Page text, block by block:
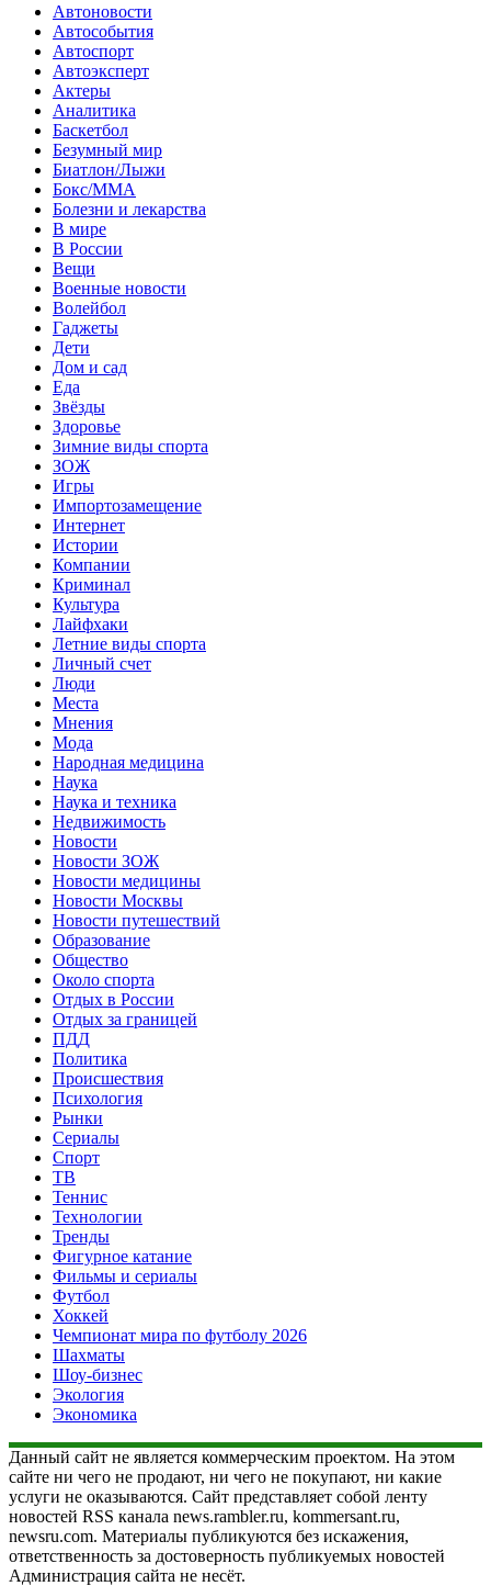
Автоновости
Автособытия
Автоспорт
Автоэксперт
Актеры
Аналитика
Баскетбол
Безумный мир
Биатлон/Лыжи
Бокс/MMA
Болезни и лекарства
В мире
В России
Вещи
Военные новости
Волейбол
Гаджеты
Дети
Дом и сад
Еда
Звёзды
Здоровье
Зимние виды спорта
ЗОЖ
Игры
Импортозамещение
Интернет
Истории
Компании
Криминал
Культура
Лайфхаки
Летние виды спорта
Личный счет
Люди
Места
Мнения
Мода
Народная медицина
Наука
Наука и техника
Недвижимость
Новости
Новости ЗОЖ
Новости медицины
Новости Москвы
Новости путешествий
Образование
Общество
Около спорта
Отдых в России
Отдых за границей
ПДД
Политика
Происшествия
Психология
Рынки
Сериалы
Спорт
ТВ
Теннис
Технологии
Тренды
Фигурное катание
Фильмы и сериалы
Футбол
Хоккей
Чемпионат мира по футболу 2026
Шахматы
Шоу-бизнес
Экология
Экономика
Данный сайт не является коммерческим проектом. На этом
сайте ни чего не продают, ни чего не покупают, ни какие
услуги не оказываются. Сайт представляет собой ленту
новостей RSS канала news.rambler.ru, kommersant.ru,
newsru.com. Материалы публикуются без искажения,
ответственность за достоверность публикуемых новостей
Администрация сайта не несёт.